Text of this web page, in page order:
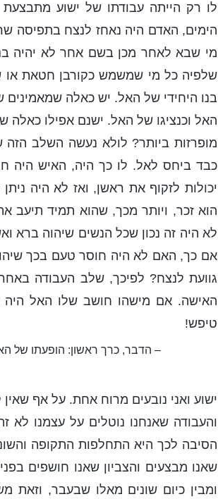
לו רק הייתה עבודתו של ישוע
הימים, האדם היה נאחז לנצח בתפיסה
מי שבא לאחר מכן בשם אחר לא יהיה
שלפיה כל מי שמשמש כקורבן חטאת או
בנו היחידי של האל. יש כאלה שמאמינים
האל וכנציגו של האל. ישנם אפילו כאלה
מופרזות ביותר? לולא נעשה השלב הזה
כבד ביחס לאל. לו כך היה, האיש היה
יכולות לזקוף את ראשן, ואז לא היה
הוא זכר, ויותר מכך, שהוא תמיד תיעב
לא היה זה נכון שכל הנשים שיהוה ברא
אם כך, האם לא היה חוסר טעם בכך
גוועת לנצח? לפיכך, שלב העבודה
האישה. אם מישהו חושב שלו האל
טיפש!
– הדבר, כרך ראשון: הופעתו של
ישוע ואני נובעים מרוח אחת. על אף
והעבודה שאנחנו נוטלים על עצמנו לא
הסיבה לכך היא התחלפות התקופה
שאנו מבצעים והצביון שאנו חושפים
ומבין כיום שונים מאלו שבעבר,